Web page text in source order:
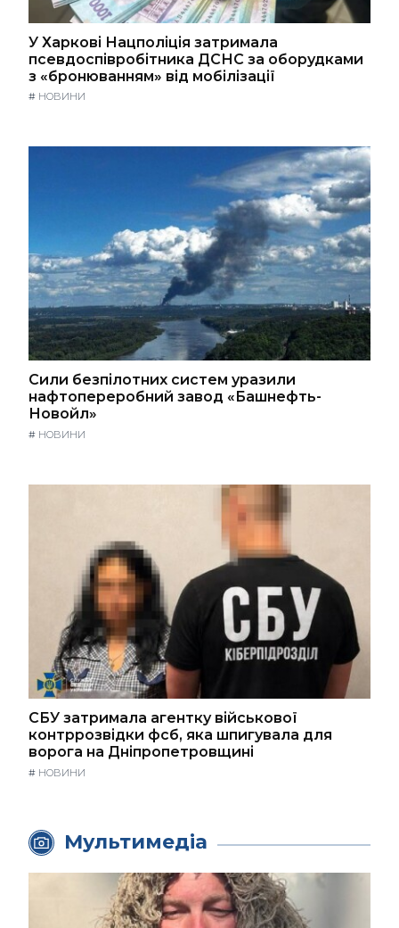
У Харкові Нацполіція затримала
псевдоспівробітника ДСНС за оборудками
з «бронюванням» від мобілізації
# НОВИНИ
Сили безпілотних систем уразили
нафтопереробний завод «Башнефть-
Новойл»
# НОВИНИ
СБУ затримала агентку військової
контррозвідки фсб, яка шпигувала для
ворога на Дніпропетровщині
# НОВИНИ
Мультимедіа